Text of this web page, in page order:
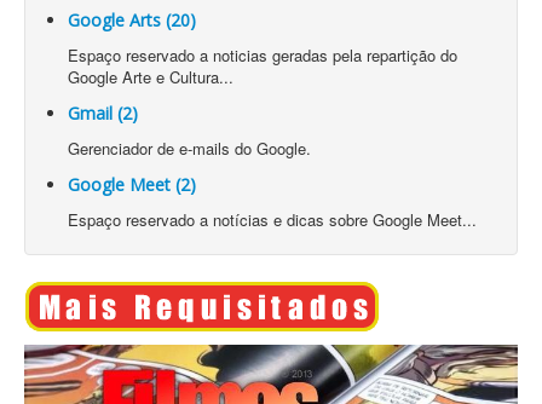
Google Arts (20)
Espaço reservado a noticias geradas pela repartição do
Google Arte e Cultura...
Gmail (2)
Gerenciador de e-mails do Google.
Google Meet (2)
Espaço reservado a notícias e dicas sobre Google Meet...